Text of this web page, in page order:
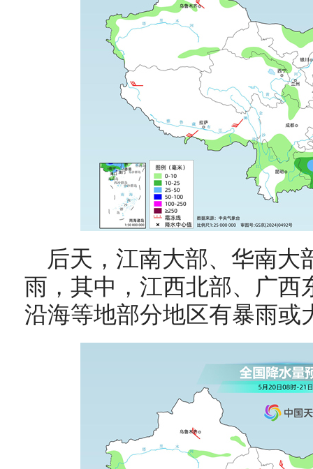
后天， 江南大部、华南大
雨，其中，江西北部、广西
沿海等地部分地区有暴雨或